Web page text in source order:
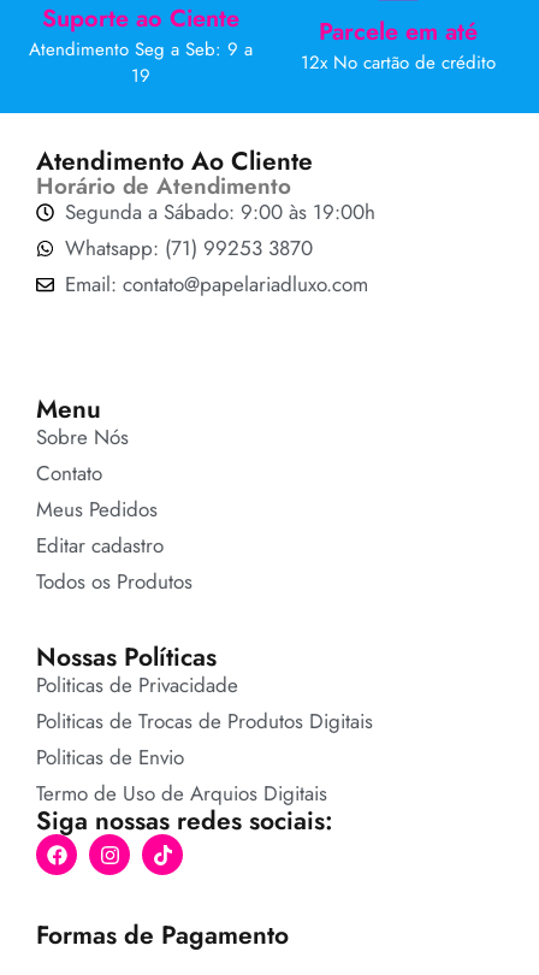
Suporte ao Ciente
Atendimento Seg a Seb: 9 a
19
Parcele em até
12x No cartão de crédito
Atendimento Ao Cliente
Horário de Atendimento
Segunda a Sábado: 9:00 às 19:00h
Whatsapp: (71) 99253 3870
Email: contato@papelariadluxo.com
Menu
Sobre Nós
Contato
Meus Pedidos
Editar cadastro
Todos os Produtos
Nossas Políticas
Politicas de Privacidade
Politicas de Trocas de Produtos Digitais
Politicas de Envio
Termo de Uso de Arquios Digitais
Siga nossas redes sociais:
Formas de Pagamento